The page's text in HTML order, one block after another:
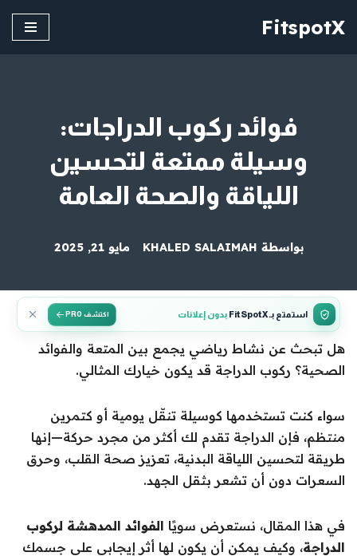
FitspotX
فوائد ركوب الدراجات:
وسيلة ممتعة لتحسين
اللياقة والصحة العامة
بواسطة KHALED SALAIMAH مايو 21, 2025
استمتع بـ FitSpotX بدون إعلانات اكتشف PRO
هل تبحث عن نشاط رياضي يجمع بين المتعة والفوائد
الصحية؟ ركوب الدراجة قد يكون خيارك المثالي.
سواء كنت تستخدمها كوسيلة تنقّل يومية أو كتمرين
منتظم، فإن الدراجة تقدم لك أكثر من مجرد حركة—إنها
طريقة لتحسين اللياقة البدنية، تعزيز صحة القلب، وحرق
السعرات دون أن تشعر بثقل الجهد.
في هذا المقال، نستعرض سويًا الفوائد المدهشة لركوب
الدراجة، وكيف يمكن أن يكون لها أثر إيجابي على جسمك